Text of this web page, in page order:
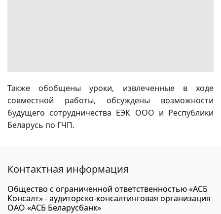
Также обобщены уроки, извлеченные в ходе
совместной работы, обсуждены возможности
будущего сотрудничества ЕЭК ООО и Республики
Беларусь по ГЧП.
Контактная информация
Общество с ограниченной ответственностью «АСБ
Консалт» - аудиторско-консалтинговая организация
ОАО «АСБ Беларусбанк»